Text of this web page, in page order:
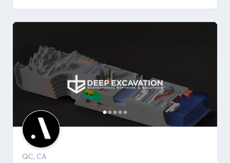
QC, CA